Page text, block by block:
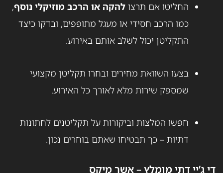
החליטו אם תרצו להקה או הרכב מוזיקלי נוסף,
כמו הרכב חסידי או מעגל מתופפים, ובדקו כיצד
התקליטן יכול לשלב אותם באירוע.
בצעו השוואת מחירים ובחרו תקליטן מקצועי
שמספק שירות מלא לאורך כל האירוע.
חפשו המלצות וביקורות על תקליטנים לחתונות
דתיות – כך תבטיחו שאתם בוחרים נכון.
די ג’יי דתי מומלץ – אשר מיקס